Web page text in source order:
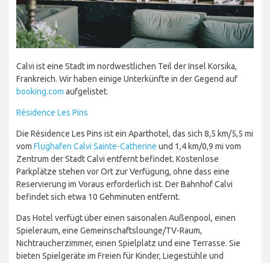
Calvi ist eine Stadt im nordwestlichen Teil der Insel Korsika,
Frankreich. Wir haben einige Unterkünfte in der Gegend auf
booking.com aufgelistet.
Résidence Les Pins
Die Résidence Les Pins ist ein Aparthotel, das sich 8,5 km/5,5 mi
vom Flughafen Calvi Sainte-Catherine und 1,4 km/0,9 mi vom
Zentrum der Stadt Calvi entfernt befindet. Kostenlose
Parkplätze stehen vor Ort zur Verfügung, ohne dass eine
Reservierung im Voraus erforderlich ist. Der Bahnhof Calvi
befindet sich etwa 10 Gehminuten entfernt.
Das Hotel verfügt über einen saisonalen Außenpool, einen
Spieleraum, eine Gemeinschaftslounge/TV-Raum,
Nichtraucherzimmer, einen Spielplatz und eine Terrasse. Sie
bieten Spielgeräte im Freien für Kinder, Liegestühle und